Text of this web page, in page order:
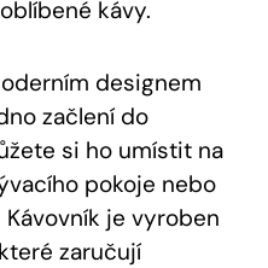
kávy.
designem
začlení do
si ho umístit na
pokoje nebo
je vyroben
zaručují